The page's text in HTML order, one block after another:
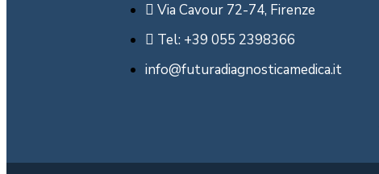
Via Cavour 72-74, Firenze
Tel: +39 055 2398366
info@futuradiagnosticamedica.it